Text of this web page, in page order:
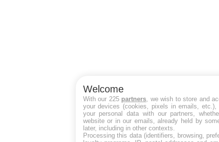
Welcome
With our 225 partners , we wish to store and
your devices (cookies, pixels in emails, etc.),
your personal data with our partners,
website or in our emails, already held by
later, including in other contexts.
Processing this data (identifiers, browsing,